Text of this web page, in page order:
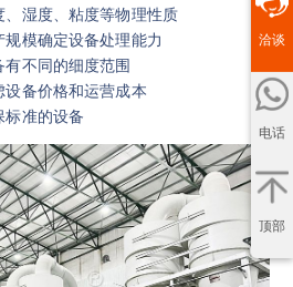
、湿度、粘度等物理性质
规模确定设备处理能力
有不同的细度范围
设备价格和运营成本
标准的设备
洽谈
电话
顶部